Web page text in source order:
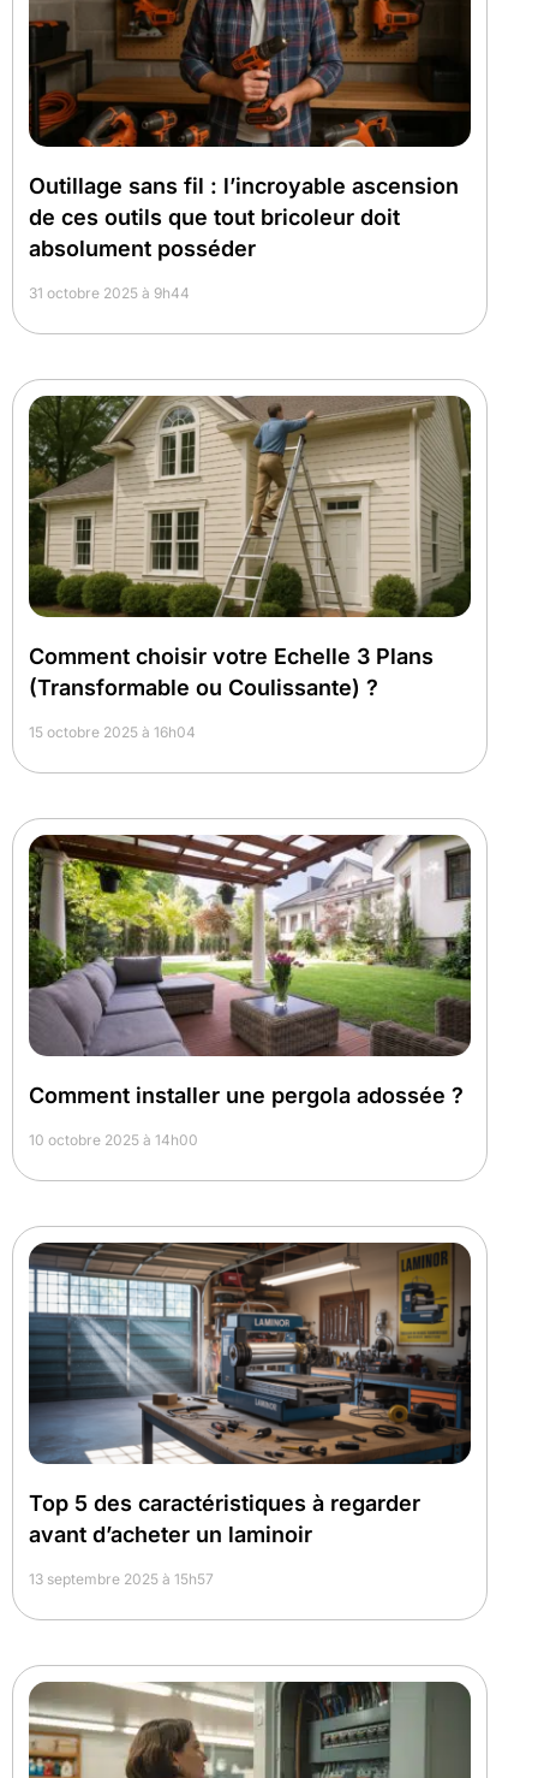
Outillage sans fil : l’incroyable ascension
de ces outils que tout bricoleur doit
absolument posséder
31 octobre 2025 à 9h44
Comment choisir votre Echelle 3 Plans
(Transformable ou Coulissante) ?
15 octobre 2025 à 16h04
Comment installer une pergola adossée ?
10 octobre 2025 à 14h00
Top 5 des caractéristiques à regarder
avant d’acheter un laminoir
13 septembre 2025 à 15h57